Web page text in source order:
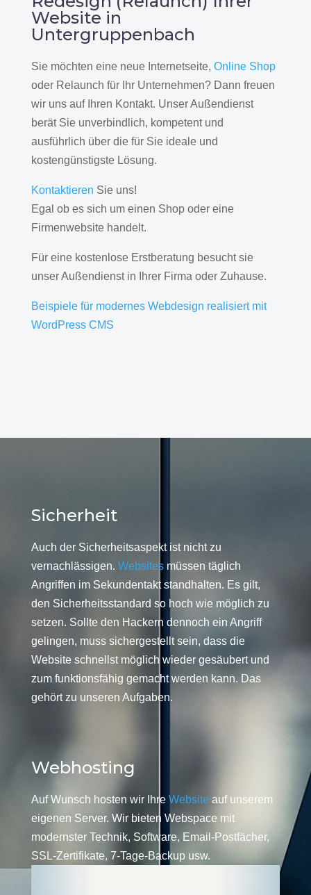
Website in
Untergruppenbach
Sie möchten eine neue Internetseite, Online Shop
oder Relaunch für Ihr Unternehmen? Dann freuen
wir uns auf Ihren Kontakt. Unser Außendienst
berät Sie unverbindlich, kompetent und
ausführlich über die für Sie ideale und
kostengünstigste Lösung.
Kontaktieren Sie uns!
Egal ob es sich um einen Shop oder eine
Firmenwebsite handelt.
Für eine kostenlose Erstberatung besucht sie
unser Außendienst in Ihrer Firma oder Zuhause.
Beispiele für modernes Webdesign realisiert mit
WordPress CMS
Sicherheit
Auch der Sicherheitsaspekt ist nicht zu
vernachlässigen. Websitesmüssen täglich
Angriffen im Sekundentakt standhalten. Es gilt,
den Sicherheitsstandard so hoch wie möglich zu
setzen. Sollte den Hackern dennoch ein Angriff
gelingen, muss sichergestellt sein, dass die
Website schnellst möglich wieder gesäubert und
zum funktionsfähig gemacht werden kann. Das
gehört zu unseren Aufgaben.
Webhosting
Auf Wunsch hosten wir Ihre Website auf unserem
eigenen Server. Wir bieten Webspace mit
modernster Technik, Software, Email-Postfächer,
SSL-Zertifikate, 7-Tage-Backup usw.